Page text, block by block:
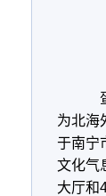
为北海
于南宁
文化气
大厅和